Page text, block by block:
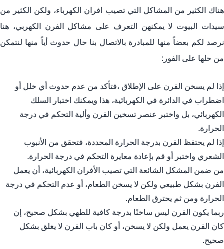
تصليح أفران غاز الشارقة النهدة، الشارقة، المجاز، الخان،
التعاون:
صيانة افران الغاز الشارقة النهدة، الشارقة، المجاز، الخان،
أسعار تصليح افران الشارقة النهدة، الشارقة، المجاز، الخان،
التعاون:
هناك الكثير من المشاكل التي تصيب افران الكهرباء، ولكن الكثير من
سيدات البيوت لا يمكنهن التعرف على مشاكل الفرن الكهربي، هنا
نرصد لكم بعضاً منها للمبادرة بالاتصال بنا حال حدوث أياً منها لنتمكن
من حلها على الفور:
إذا لم يسخن الفرن على الإطلاق ،فتأكد من عدم حدوث أي خلل أو
اضطراب في الدائرة في الكهربائية، هذا ويمكنك اختبار السلك
الكهربائي، بل واختبر عنصر تسخين الفرن وألية التحكم في درجة
الحرارة.
إذا لم يحتفظ الفرن بدرجة الحرارة المحددة، فتحقق من الأنبوب
الشعري واختبر أو قم بإعادة معايرة التحكم في درجة الحرارة.
من ضمن المشكل الشائعة التي تصيب الأفران الكهربائية، أن يعمل
الفرن بشكل طبيعي ولكن لا يسخن الطعام، أو عدم التحكم في درجة
الحرارة ومن ثم يحترق الطعام.
ربما يكون الفرن ليس ساخنًا بدرجة كافية للطهي بشكل صحيح، إن
كان الفرن يعمل ولكن لا يسخن، أو كان باب الفرن لا يغلق بشكل
صحيح.